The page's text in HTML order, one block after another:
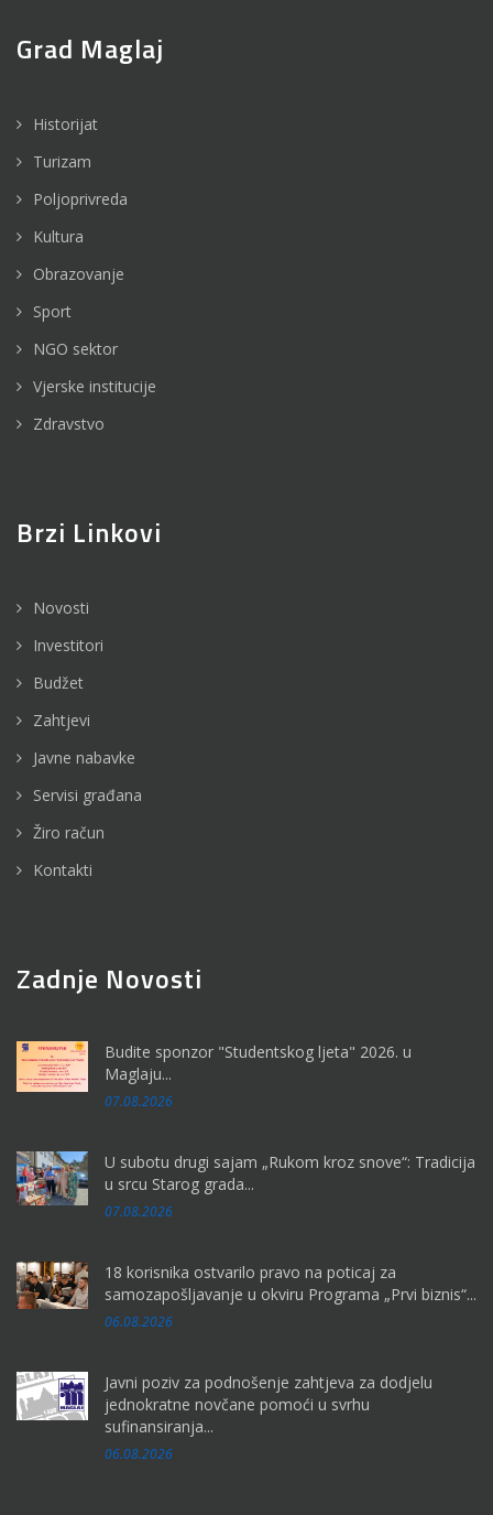
Grad Maglaj
Historijat
Turizam
Poljoprivreda
Kultura
Obrazovanje
Sport
NGO sektor
Vjerske institucije
Zdravstvo
Brzi Linkovi
Novosti
Investitori
Budžet
Zahtjevi
Javne nabavke
Servisi građana
Žiro račun
Kontakti
Zadnje Novosti
Budite sponzor "Studentskog ljeta" 2026. u
Maglaju...
07.08.2026
U subotu drugi sajam „Rukom kroz snove“: Tradicija
u srcu Starog grada...
07.08.2026
18 korisnika ostvarilo pravo na poticaj za
samozapošljavanje u okviru Programa „Prvi biznis“...
06.08.2026
Javni poziv za podnošenje zahtjeva za dodjelu
jednokratne novčane pomoći u svrhu
sufinansiranja...
06.08.2026